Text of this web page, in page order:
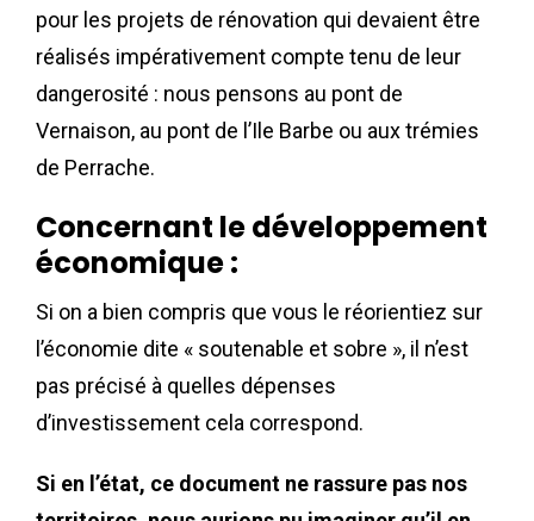
pour les projets de rénovation qui devaient être
réalisés impérativement compte tenu de leur
dangerosité : nous pensons au pont de
Vernaison, au pont de l’Ile Barbe ou aux trémies
de Perrache.
Concernant le développement
économique :
Si on a bien compris que vous le réorientiez sur
l’économie dite « soutenable et sobre », il n’est
pas précisé à quelles dépenses
d’investissement cela correspond.
Si en l’état, ce document ne rassure pas nos